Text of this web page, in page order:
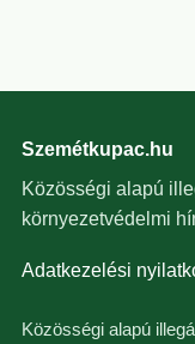
Szemétkupac.hu
Közösségi alapú
környezetvédelmi
Adatkezelési
Közösségi alapú